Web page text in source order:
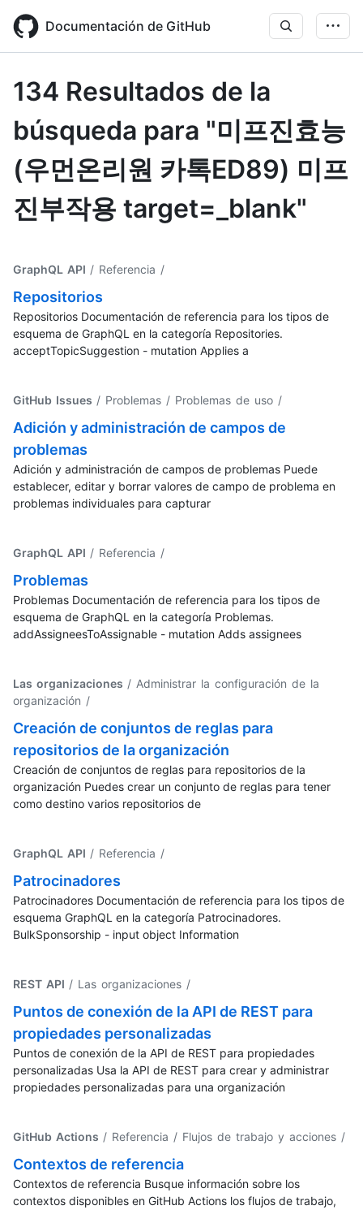
main
Documentación de GitHub
134 Resultados de la
búsqueda para "미프진효능
(우먼온리원 카톡ED89) 미프
진부작용 target=_blank"
GraphQL API / Referencia /
Repositorios
Repositorios Documentación de referencia para los tipos de
esquema de GraphQL en la categoría Repositories.
acceptTopicSuggestion - mutation Applies a
GitHub Issues / Problemas / Problemas de uso /
Adición y administración de campos de
problemas
Adición y administración de campos de problemas Puede
establecer, editar y borrar valores de campo de problema en
problemas individuales para capturar
GraphQL API / Referencia /
Problemas
Problemas Documentación de referencia para los tipos de
esquema de GraphQL en la categoría Problemas.
addAssigneesToAssignable - mutation Adds assignees
Las organizaciones / Administrar la configuración de la
organización /
Creación de conjuntos de reglas para
repositorios de la organización
Creación de conjuntos de reglas para repositorios de la
organización Puedes crear un conjunto de reglas para tener
como destino varios repositorios de
GraphQL API / Referencia /
Patrocinadores
Patrocinadores Documentación de referencia para los tipos de
esquema GraphQL en la categoría Patrocinadores.
BulkSponsorship - input object Information
REST API / Las organizaciones /
Puntos de conexión de la API de REST para
propiedades personalizadas
Puntos de conexión de la API de REST para propiedades
personalizadas Usa la API de REST para crear y administrar
propiedades personalizadas para una organización
GitHub Actions / Referencia / Flujos de trabajo y acciones /
Contextos de referencia
Contextos de referencia Busque información sobre los
contextos disponibles en GitHub Actions los flujos de trabajo,